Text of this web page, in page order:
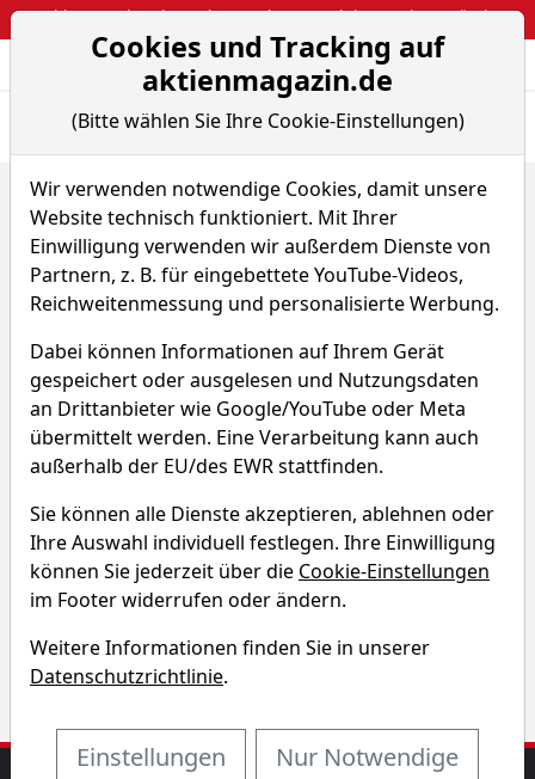
Webinar: So kassierst du trotzdem attraktive Optionsprämien
Aktien- und
Home Aktien The GEO Group Inc. Renditedreieck
GEO Group Aktie
Watchlist GEO WKN A11662
Entdecken Sie auf einen Blick die Performance der GEO
Group Aktie über verschiedene Zeiträume hinweg.
Cookies und Tracking auf
aktienmagazin.de
(Bitte wählen Sie Ihre Cookie-Einstellungen)
Wir verwenden notwendige Cookies, damit unsere
Website technisch funktioniert. Mit Ihrer
Einwilligung verwenden wir außerdem Dienste von
Partnern, z. B. für eingebettete YouTube-Videos,
Reichweitenmessung und personalisierte Werbung.
Dabei können Informationen auf Ihrem Gerät
gespeichert oder ausgelesen und Nutzungsdaten
an Drittanbieter wie Google/YouTube oder Meta
übermittelt werden. Eine Verarbeitung kann auch
außerhalb der EU/des EWR stattfinden.
Sie können alle Dienste akzeptieren, ablehnen oder
Ihre Auswahl individuell festlegen. Ihre Einwilligung
können Sie jederzeit über die Cookie-Einstellungen
im Footer widerrufen oder ändern.
Weitere Informationen finden Sie in unserer
Datenschutzrichtlinie.
Einstellungen Nur Notwendige